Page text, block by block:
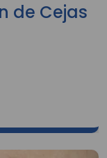
de Cejas